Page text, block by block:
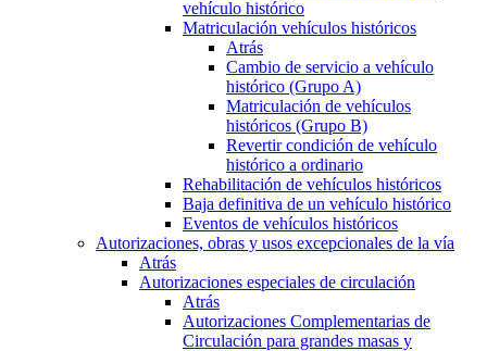
vehículo histórico
Matriculación vehículos históricos
Atrás
Cambio de servicio a vehículo
histórico (Grupo A)
Matriculación de vehículos
históricos (Grupo B)
Revertir condición de vehículo
histórico a ordinario
Rehabilitación de vehículos históricos
Baja definitiva de un vehículo histórico
Eventos de vehículos históricos
Autorizaciones, obras y usos excepcionales de la vía
Atrás
Autorizaciones especiales de circulación
Atrás
Autorizaciones Complementarias de
Circulación para grandes masas y